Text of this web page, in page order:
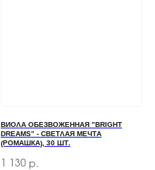
ВИОЛА ОБЕЗВОЖЕННАЯ "BRIGHT
DREAMS" - СВЕТЛАЯ МЕЧТА
(РОМАШКА), 30 ШТ.
1 130 р.